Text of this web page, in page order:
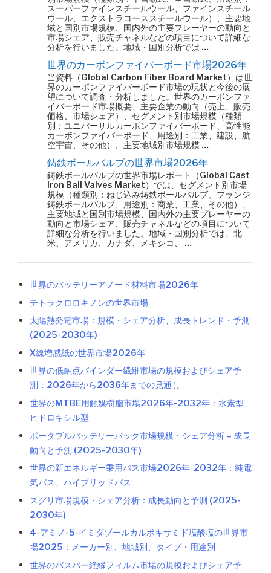
スーパーファインスチールウール、ファインスチール
ウール、エクストラコーススチールウール）、主要地
域と国別市場規模、国内外の主要プレーヤーの動向と
市場シェア、販売チャネルなどの項目について詳細な
分析を行いました。地域・国別分析では …
世界のカーボンファイバーボード市場2026年
当資料（Global Carbon Fiber Board Market）は世
界のカーボンファイバーボード市場の現状と今後の展
望について調査・分析しました。世界のカーボンファ
イバーボード市場概要、主要企業の動向（売上、販売
価格、市場シェア）、セグメント別市場規模（種類
別：ユニバーサルカーボンファイバーボード、高性能
カーボンファイバーボード、用途別：工業、建設、航
空宇宙、その他）、主要地域別市場規模 …
鋳鉄ボールバルブの世界市場2026年
鋳鉄ボールバルブの世界市場レポート（Global Cast
Iron Ball Valves Market）では、セグメント別市場
規模（種類別：ねじ込み鋳鉄ボールバルブ、フランジ
鋳鉄ボールバルブ、用途別：商業、工業、その他）、
主要地域と国別市場規模、国内外の主要プレーヤーの
動向と市場シェア、販売チャネルなどの項目について
詳細な分析を行いました。地域・国別分析では、北
米、アメリカ、カナダ、メキシコ、 …
世界のバッテリーアノード材料市場2026年
テトラクロロキノンの世界市場
太陽熱発電市場：規模・シェア分析、成長トレンド・予測
(2025-2030年)
X線増感紙の世界市場2026年
世界の低融点バインダー繊維市場の規模およびシェア予
測：2026年から2036年までの見通し
世界のMTBE用触媒樹脂市場2026年-2032年：水素型、
ヒドロキシル型
ポータブルバッテリーパック市場規模・シェア分析 – 成長
動向と予測 (2025-2030年)
世界の新エネルギー乗用バス市場2026年-2032年：純電
気バス、ハイブリッドバス
スグリ市場規模・シェア分析：成長動向と予測 (2025-
2030年)
4-アミノ-5-イミダゾールカルボキサミド塩酸塩の世界市
場2025：メーカー別、地域別、タイプ・用途別
世界のバスバー絶縁フィルム市場の規模およびシェア予